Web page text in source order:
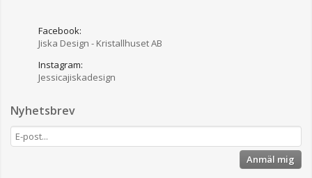
Facebook:
Jiska Design - Kristallhuset AB
Instagram:
Jessicajiskadesign
Nyhetsbrev
Anmäl mig